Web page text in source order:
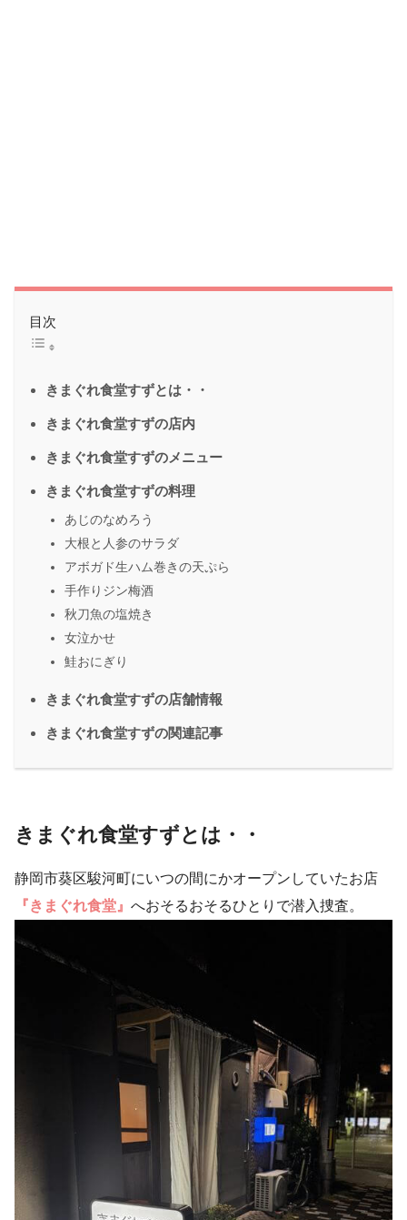
目次
きまぐれ食堂すずとは・・
きまぐれ食堂すずの店内
きまぐれ食堂すずのメニュー
きまぐれ食堂すずの料理
あじのなめろう
大根と人参のサラダ
アボガド生ハム巻きの天ぷら
手作りジン梅酒
秋刀魚の塩焼き
女泣かせ
鮭おにぎり
きまぐれ食堂すずの店舗情報
きまぐれ食堂すずの関連記事
きまぐれ食堂すずとは・・
静岡市葵区駿河町にいつの間にかオープンしていたお店
『きまぐれ食堂』 へおそるおそるひとりで潜入捜査。